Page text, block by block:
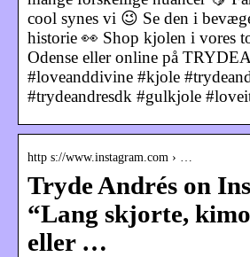
cool synes vi 😉 Se den i
historie 👀 Shop kjolen i vores
Odense eller online på
#loveanddivine #kjole
#trydeandresdk #gulkjole
http s://www.instagram.com › …
Tryde Andrés on
“Lang skjorte,
eller …